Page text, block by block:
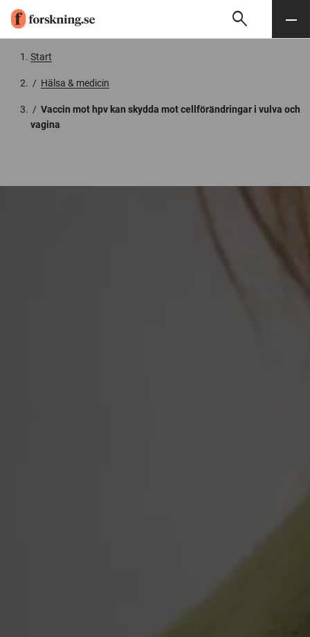
Söksearch Meny
Start
/ Hälsa & medicin
/ Vaccin mot hpv kan skydda mot cellförändringar i vulva och
vagina